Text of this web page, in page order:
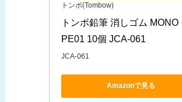
トンボ(Tombow)
トンボ鉛筆 消しゴム MONO
PE01 10個 JCA-061
JCA-061
Amazonで見る